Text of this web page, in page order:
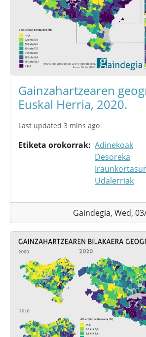
Gainzahartzearen
Euskal Herria, 2020.
Last updated 3 mins ago
Etiketa orokorrak Adinekoak
Desoreka
Udalerriak
Gaindegia, Wed,